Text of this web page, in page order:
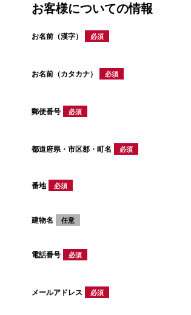
お客様についての情報
お名前（漢字） 必須
お名前（カタカナ） 必須
郵便番号 必須
都道府県・市区郡・町名 必須
番地 必須
建物名 任意
電話番号 必須
メールアドレス 必須